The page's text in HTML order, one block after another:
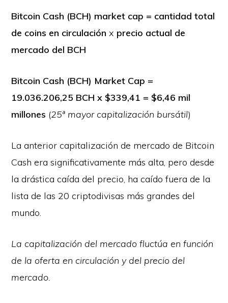
Bitcoin Cash (BCH) market cap = cantidad total
de coins en circulaciónx precio actual de
mercado del BCH
Bitcoin Cash (BCH) Market Cap =
19.036.206,25 BCH x $339,41 = $6,46 mil
millones (25ª mayor capitalización bursátil)
La anterior capitalización de mercado de Bitcoin
Cash era significativamente más alta, pero desde
la drástica caída del precio, ha caído fuera de la
lista de las 20 criptodivisas más grandes del
mundo.
La capitalización del mercado fluctúa en función
de la oferta en circulación y del precio del
mercado.